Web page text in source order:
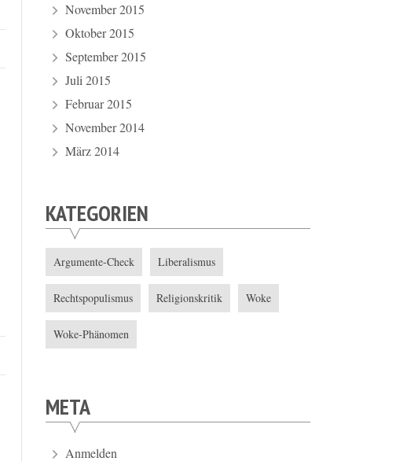
November 2015
Oktober 2015
September 2015
Juli 2015
Februar 2015
November 2014
März 2014
KATEGORIEN
Argumente-Check Liberalismus
Rechtspopulismus Religionskritik Woke
Woke-Phänomen
META
Anmelden